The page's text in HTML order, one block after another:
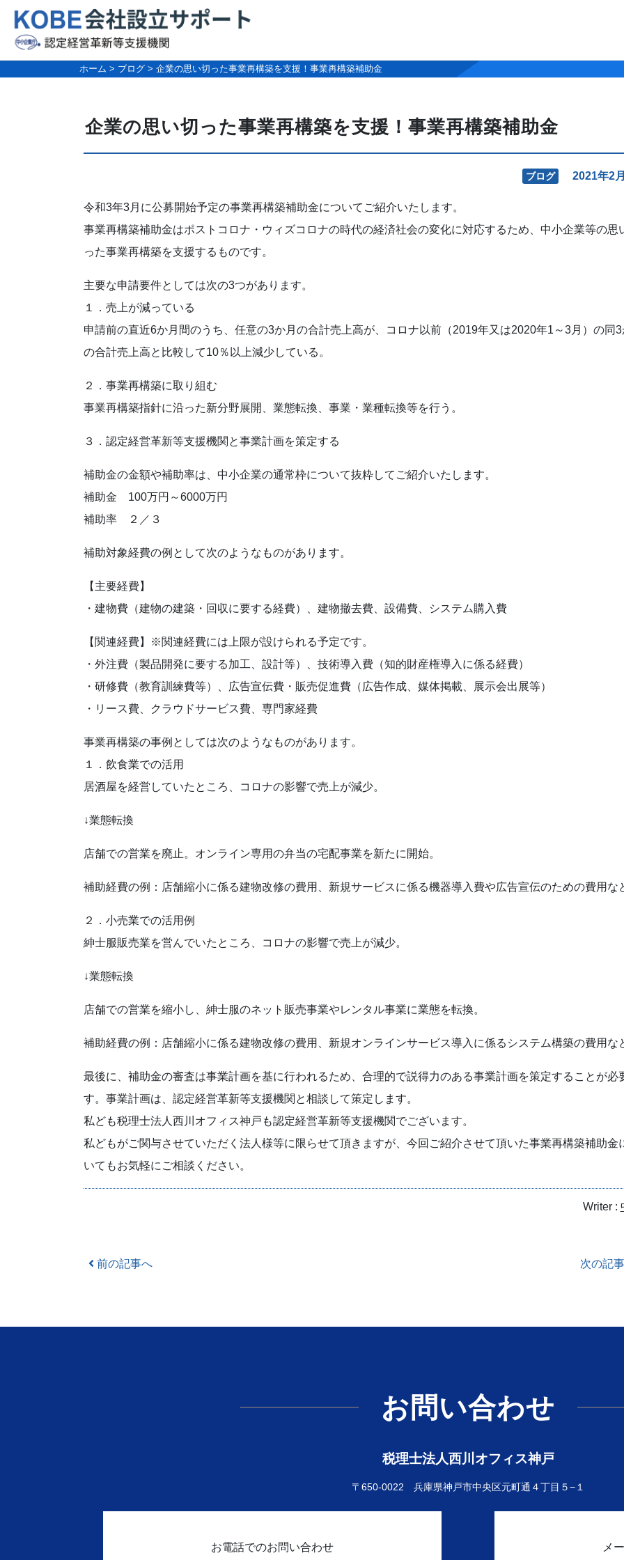
ホーム > ブログ > 企業の思い切った事業再構築を支援！事業再構築補助金
企業の思い切った事業再構築を支援！事業再構築補助金
ブログ 2021年2
令和3年3月に公募開始予定の事業再構築補助金についてご紹介いたします。
事業再構築補助金はポストコロナ・ウィズコロナの時代の経済社会の変化に対応するため、中小企業等の思
った事業再構築を支援するものです。
主要な申請要件としては次の3つがあります。
１．売上が減っている
申請前の直近6か月間のうち、任意の3か月の合計売上高が、コロナ以前（2019年又は2020年1～3月）の同3
の合計売上高と比較して10％以上減少している。
２．事業再構築に取り組む
事業再構築指針に沿った新分野展開、業態転換、事業・業種転換等を行う。
３．認定経営革新等支援機関と事業計画を策定する
補助金の金額や補助率は、中小企業の通常枠について抜粋してご紹介いたします。
補助金 100万円～6000万円
補助率 ２／３
補助対象経費の例として次のようなものがあります。
【主要経費】
・建物費（建物の建築・回収に要する経費）、建物撤去費、設備費、システム購入費
【関連経費】※関連経費には上限が設けられる予定です。
・外注費（製品開発に要する加工、設計等）、技術導入費（知的財産権導入に係る経費）
・研修費（教育訓練費等）、広告宣伝費・販売促進費（広告作成、媒体掲載、展示会出展等）
・リース費、クラウドサービス費、専門家経費
事業再構築の事例としては次のようなものがあります。
１．飲食業での活用
居酒屋を経営していたところ、コロナの影響で売上が減少。
↓業態転換
店舗での営業を廃止。オンライン専用の弁当の宅配事業を新たに開始。
補助経費の例：店舗縮小に係る建物改修の費用、新規サービスに係る機器導入費や広告宣伝のための費用な
２．小売業での活用例
紳士服販売業を営んでいたところ、コロナの影響で売上が減少。
↓業態転換
店舗での営業を縮小し、紳士服のネット販売事業やレンタル事業に業態を転換。
補助経費の例：店舗縮小に係る建物改修の費用、新規オンラインサービス導入に係るシステム構築の費用な
最後に、補助金の審査は事業計画を基に行われるため、合理的で説得力のある事業計画を策定することが必
す。事業計画は、認定経営革新等支援機関と相談して策定します。
私ども税理士法人西川オフィス神戸も認定経営革新等支援機関でございます。
私どもがご関与させていただく法人様等に限らせて頂きますが、今回ご紹介させて頂いた事業再構築補助金
いてもお気軽にご相談ください。
Writer :
Post navigation
前の記事へ 次の記
お問い合わせ
税理士法人西川オフィス神戸
〒650-0022 兵庫県神戸市中央区元町通４丁目５−１
お電話でのお問い合わせ メ